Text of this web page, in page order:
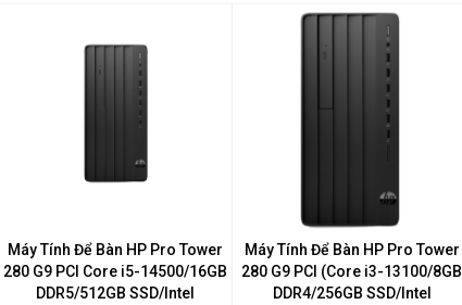
Màn Hình Quảng Cáo
SAMSUNG QB55R 55 I...
Liên hệ
để nhận báo giá tốt
Liên hệ0283 9847 690
để nhận báo giá tốt
nhất
Máy Tính Để Bàn HP Pro Tower
280 G9 PCI Core i5-14500/16GB
DDR5/512GB SSD/Intel
Máy Tính Để Bàn HP Pro Tower
280 G9 PCI (Core i3-13100/8GB
DDR4/256GB SSD/Intel